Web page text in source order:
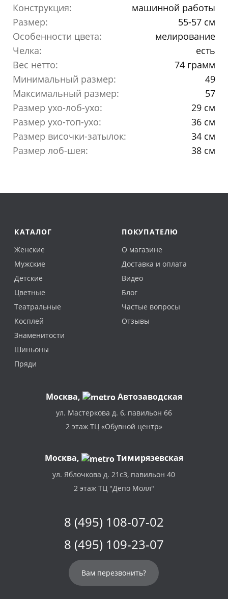
Конструкция:
машинной работы
Размер:
55-57 см
Особенности цвета:
мелирование
Челка:
есть
Вес нетто:
74 грамм
Минимальный размер:
49
Максимальный размер:
57
Размер ухо-лоб-ухо:
29 см
Размер ухо-топ-ухо:
36 см
Размер височки-затылок:
34 см
Размер лоб-шея:
38 см
КАТАЛОГ
Женские
Мужские
Детские
Цветные
Театральные
Косплей
Знаменитости
Шиньоны
Пряди
ПОКУПАТЕЛЮ
О магазине
Доставка и оплата
Видео
Блог
Частые вопросы
Отзывы
Москва, Автозаводская
ул. Мастеркова д. 6, павильон 66
2 этаж ТЦ «Обувной центр»
Москва, Тимирязевская
ул. Яблочкова д. 21с3, павильон 40
2 этаж ТЦ "Депо Молл"
8 (495) 108-07-02
8 (495) 109-23-07
Вам перезвонить?